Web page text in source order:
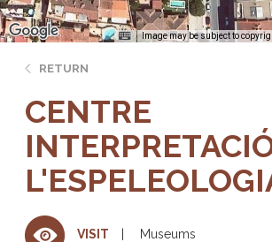
Image may be subject to
RETURN
CENTRE
VISIT Museums